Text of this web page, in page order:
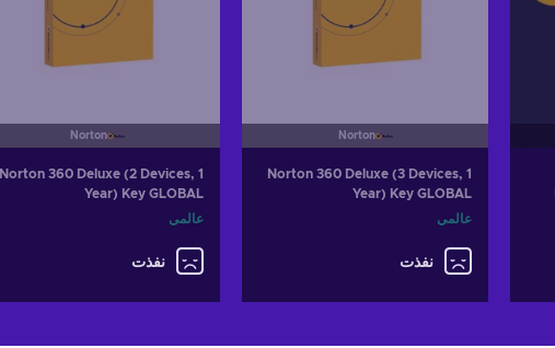
Norton
Norton 360 Deluxe (3 Devices, 1
Year) Key GLOBAL
عالمي
نفذت
Norton
Norton 360 Deluxe (2 Devices, 1
Year) Key GLOBAL
عالمي
نفذت